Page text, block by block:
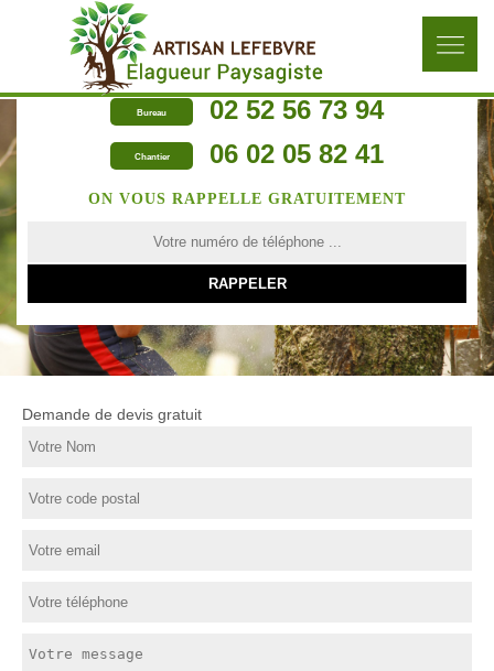
Bureau 02 52 56 73 94
Chantier 06 02 05 82 41
ON VOUS RAPPELLE GRATUITEMENT
Demande de devis gratuit